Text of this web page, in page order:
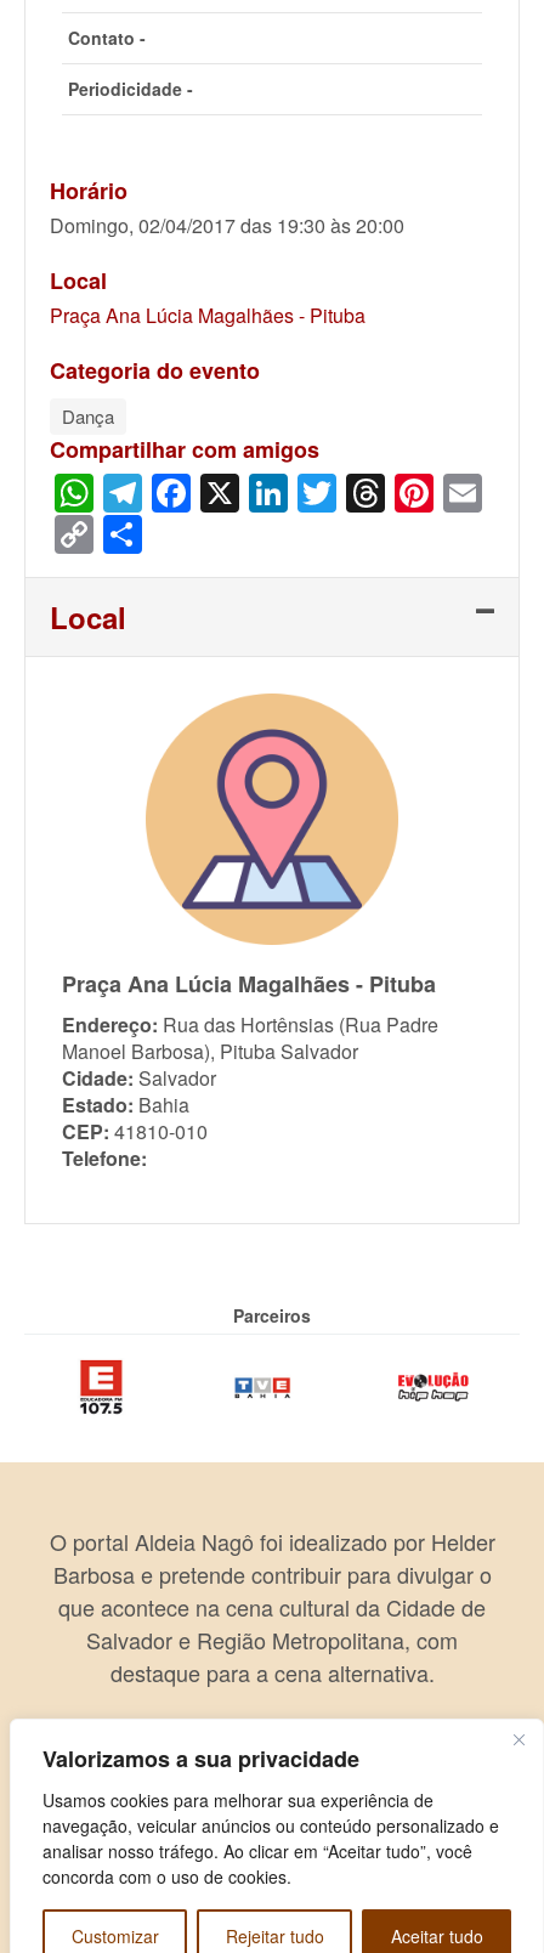
Valorizamos a sua privacidade
Usamos cookies para melhorar sua experiência de
navegação, veicular anúncios ou conteúdo personalizado e
analisar nosso tráfego. Ao clicar em “Aceitar tudo”, você
concorda com o uso de cookies.
Customizar Rejeitar tudo Aceitar tudo
Contato -
Periodicidade -
Horário
Domingo, 02/04/2017 das 19:30 às 20:00
Local
Praça Ana Lúcia Magalhães - Pituba
Categoria do evento
Dança
Compartilhar com amigos
WhatsApp
Telegram
Facebook
X LinkedIn
Twitter
Threads
Copy
Link
Local
Praça Ana Lúcia Magalhães - Pituba
Endereço: Rua das Hortênsias (Rua Padre
Manoel Barbosa), Pituba Salvador
Cidade: Salvador
Estado: Bahia
CEP: 41810-010
Telefone:
Parceiros
O portal Aldeia Nagô foi idealizado por Helder
Barbosa e pretende contribuir para divulgar o
que acontece na cena cultural da Cidade de
Salvador e Região Metropolitana, com
destaque para a cena alternativa.